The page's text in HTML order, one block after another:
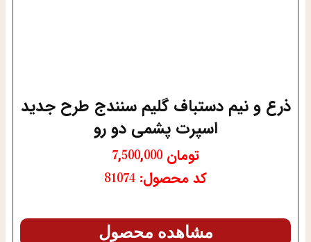
ذرع و نیم دستباف گلیم سنندج طرح جدید
اسپرت پشمی دو رو
تومان
کد محصول: 81074
مشاهده محصول